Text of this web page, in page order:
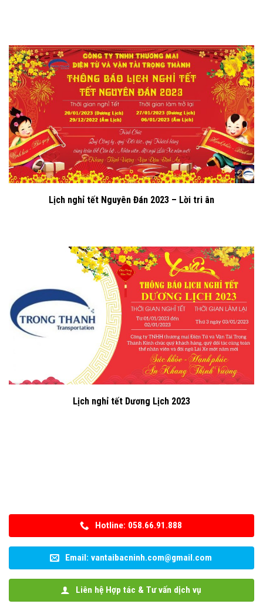
Lịch nghỉ tết Nguyên Đán 2023 – Lời tri ân
Lịch nghỉ tết Dương Lịch 2023
Hotline: 058.66.91.888
Email: vantaibacninh.com@gmail.com
Liên hệ Hợp tác & Tư vấn dịch vụ